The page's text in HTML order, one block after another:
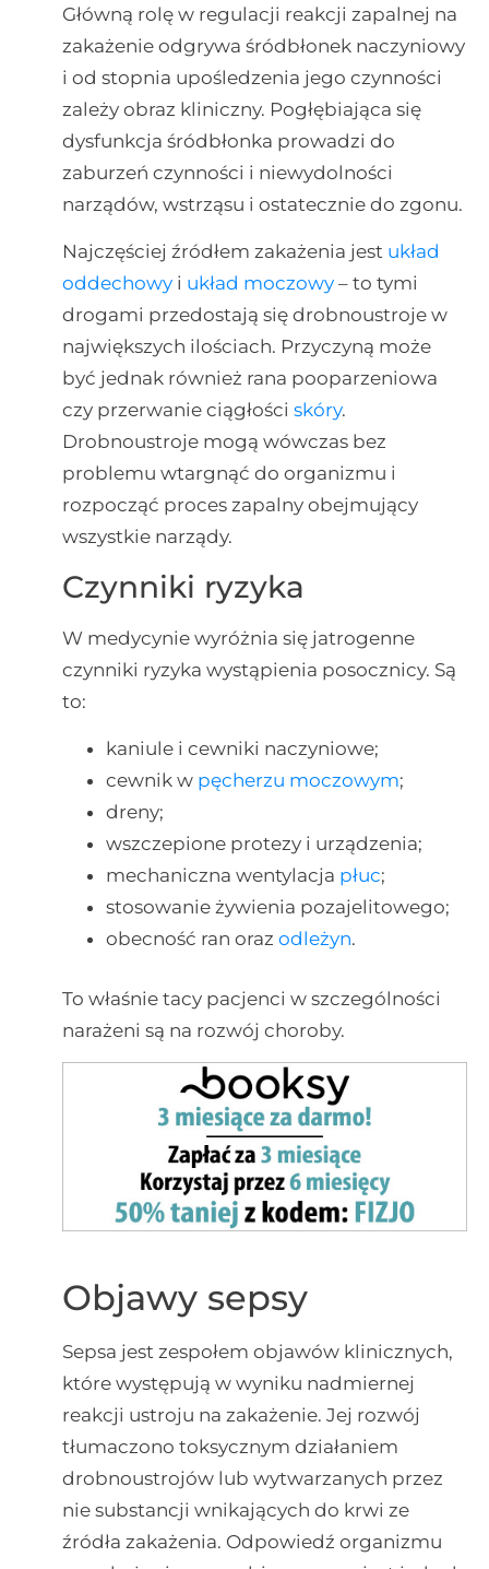
Główną rolę w regulacji reakcji zapalnej na
zakażenie odgrywa śródbłonek naczyniowy
i od stopnia upośledzenia jego czynności
zależy obraz kliniczny. Pogłębiająca się
dysfunkcja śródbłonka prowadzi do
zaburzeń czynności i niewydolności
narządów, wstrząsu i ostatecznie do zgonu.
Najczęściej źródłem zakażenia jest układ
oddechowyi układ moczowy– to tymi
drogami przedostają się drobnoustroje w
największych ilościach. Przyczyną może
być jednak również rana pooparzeniowa
czy przerwanie ciągłości skóry.
Drobnoustroje mogą wówczas bez
problemu wtargnąć do organizmu i
rozpocząć proces zapalny obejmujący
wszystkie narządy.
Czynniki ryzyka
W medycynie wyróżnia się jatrogenne
czynniki ryzyka wystąpienia posocznicy. Są
to:
kaniule i cewniki naczyniowe;
cewnik w pęcherzu moczowym;
dreny;
wszczepione protezy i urządzenia;
mechaniczna wentylacja płuc;
stosowanie żywienia pozajelitowego;
obecność ran oraz odleżyn.
To właśnie tacy pacjenci w szczególności
narażeni są na rozwój choroby.
Objawy sepsy
Sepsa jest zespołem objawów klinicznych,
które występują w wyniku nadmiernej
reakcji ustroju na zakażenie. Jej rozwój
tłumaczono toksycznym działaniem
drobnoustrojów lub wytwarzanych przez
nie substancji wnikających do krwi ze
źródła zakażenia. Odpowiedź organizmu